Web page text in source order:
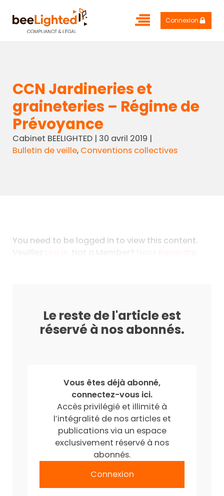
Connexion
CCN Jardineries et
graineteries – Régime de
Prévoyance
Cabinet BEELIGHTED| 30 avril 2019 |
Bulletin de veille, Conventions collectives
You need to be logged in to view this content.
Veuillez
. Not a Member?
Le reste de l'article est
réservé à nos abonnés.
Vous êtes déjà abonné,
connectez-vous ici.
Accès privilégié et illimité à
l’intégralité de nos articles et
publications via un espace
exclusivement réservé à nos
abonnés.
Connexion